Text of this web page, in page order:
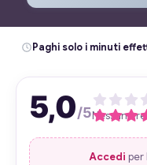
Paghi solo i minuti
5,0/5Nessuna
Accedi per